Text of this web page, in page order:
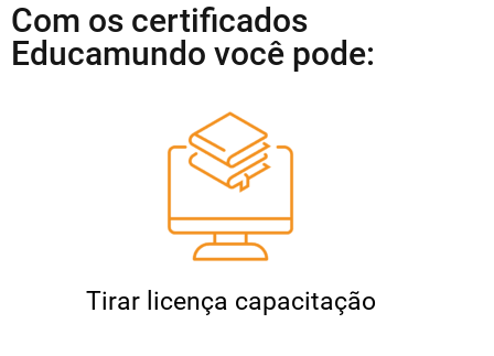
Com os certificados
Educamundo você pode:
Tirar licença capacitação